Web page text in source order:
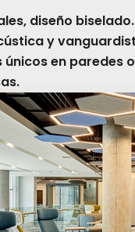
diseño
y
en paredes